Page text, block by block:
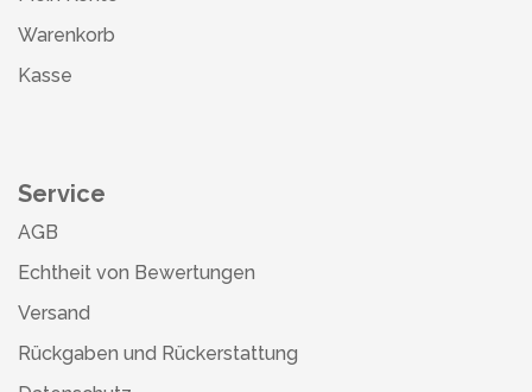
Warenkorb
Kasse
Service
AGB
Echtheit von Bewertungen
Versand
Rückgaben und Rückerstattung